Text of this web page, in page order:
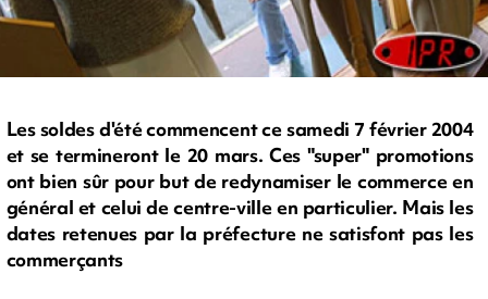
Les soldes d'été commencent ce samedi 7 février 2004
et se termineront le 20 mars. Ces "super" promotions
ont bien sûr pour but de redynamiser le commerce en
général et celui de centre-ville en particulier. Mais les
dates retenues par la préfecture ne satisfont pas les
commerçants